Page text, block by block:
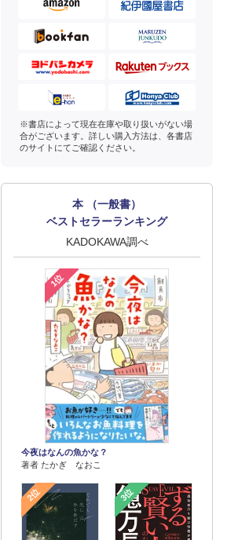
※書店によって現在在庫や取り扱いがない場
合がございます。詳しい購入方法は、各書店
のサイトにてご確認ください。
本 （一般書）
ベストセラーランキング
KADOKAWA調べ
1位
今夜はなんの魚かな？
著者 たかぎ なおこ
2位 3位